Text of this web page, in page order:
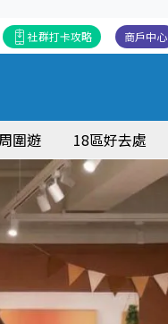
商戶中心
社群打卡攻略
圍遊 18區好去處